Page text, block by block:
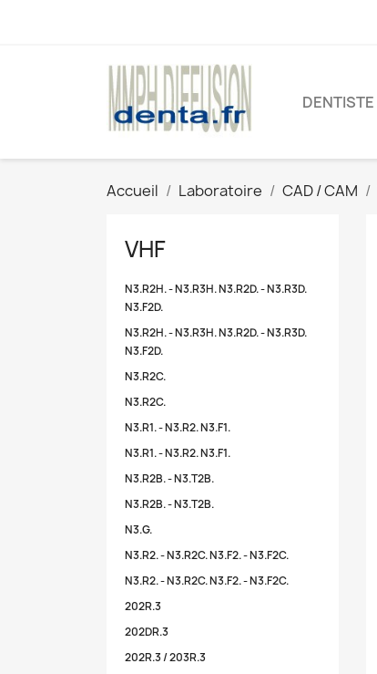
DENTISTE
Accueil Laboratoire CAD / CAM
VHF
N3.R2H. - N3.R3H. N3.R2D. - N3.R3D.
N3.F2D.
N3.R2H. - N3.R3H. N3.R2D. - N3.R3D.
N3.F2D.
N3.R2C.
N3.R2C.
N3.R1. - N3.R2. N3.F1.
N3.R1. - N3.R2. N3.F1.
N3.R2B. - N3.T2B.
N3.R2B. - N3.T2B.
N3.G.
N3.R2. - N3.R2C. N3.F2. - N3.F2C.
N3.R2. - N3.R2C. N3.F2. - N3.F2C.
202R.3
202DR.3
202R.3 / 203R.3